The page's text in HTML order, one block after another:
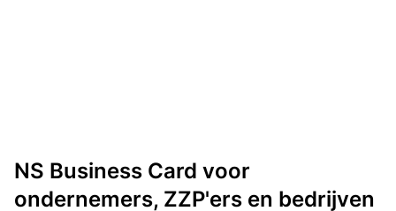
NS Business Card voor
ondernemers, ZZP'ers en bedrijven